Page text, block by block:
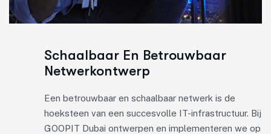
Schaalbaar En Betrouwbaar
Netwerkontwerp
Een betrouwbaar en schaalbaar netwerk is de
hoeksteen van een succesvolle IT-infrastructuur. Bij
GOOPIT Dubai ontwerpen en implementeren we op